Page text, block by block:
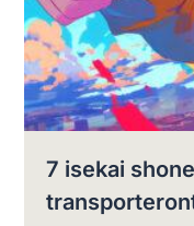
7 isekai